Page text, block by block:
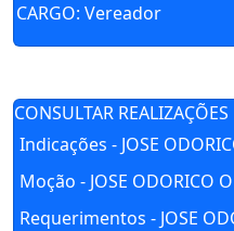
CARGO: Vereador
CONSULTAR REALIZAÇÕES
Indicações - JOSE
Moção - JOSE ODORICO
Requerimentos - JOSE